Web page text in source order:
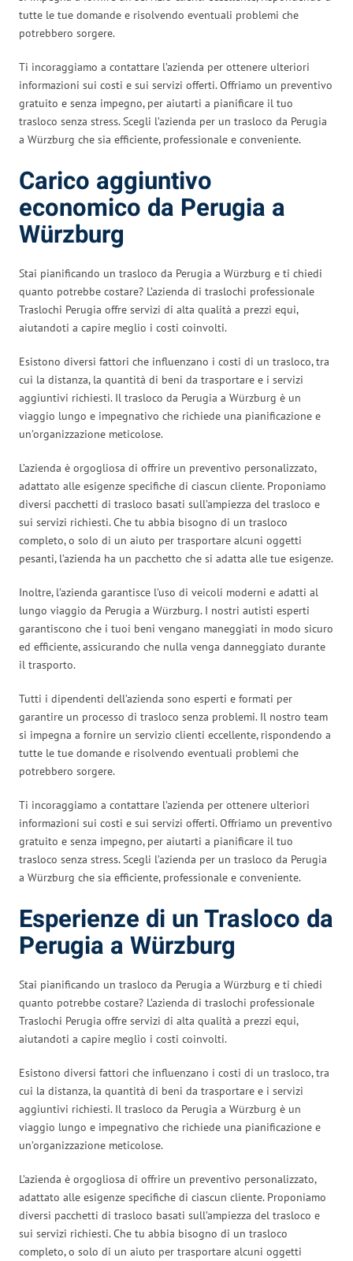
tutte le tue domande e risolvendo eventuali problemi che
potrebbero sorgere.
Ti incoraggiamo a contattare l’azienda per ottenere ulteriori
informazioni sui costi e sui servizi offerti. Offriamo un preventivo
gratuito e senza impegno, per aiutarti a pianificare il tuo
trasloco senza stress. Scegli l’azienda per un trasloco da Perugia
a Würzburg che sia efficiente, professionale e conveniente.
Carico aggiuntivo
economico da Perugia a
Würzburg
Stai pianificando un trasloco da Perugia a Würzburg e ti chiedi
quanto potrebbe costare? L’azienda di traslochi professionale
Traslochi Perugia offre servizi di alta qualità a prezzi equi,
aiutandoti a capire meglio i costi coinvolti.
Esistono diversi fattori che influenzano i costi di un trasloco, tra
cui la distanza, la quantità di beni da trasportare e i servizi
aggiuntivi richiesti. Il trasloco da Perugia a Würzburg è un
viaggio lungo e impegnativo che richiede una pianificazione e
un’organizzazione meticolose.
L’azienda è orgogliosa di offrire un preventivo personalizzato,
adattato alle esigenze specifiche di ciascun cliente. Proponiamo
diversi pacchetti di trasloco basati sull’ampiezza del trasloco e
sui servizi richiesti. Che tu abbia bisogno di un trasloco
completo, o solo di un aiuto per trasportare alcuni oggetti
pesanti, l’azienda ha un pacchetto che si adatta alle tue esigenze.
Inoltre, l’azienda garantisce l’uso di veicoli moderni e adatti al
lungo viaggio da Perugia a Würzburg. I nostri autisti esperti
garantiscono che i tuoi beni vengano maneggiati in modo sicuro
ed efficiente, assicurando che nulla venga danneggiato durante
il trasporto.
Tutti i dipendenti dell’azienda sono esperti e formati per
garantire un processo di trasloco senza problemi. Il nostro team
si impegna a fornire un servizio clienti eccellente, rispondendo a
tutte le tue domande e risolvendo eventuali problemi che
potrebbero sorgere.
Ti incoraggiamo a contattare l’azienda per ottenere ulteriori
informazioni sui costi e sui servizi offerti. Offriamo un preventivo
gratuito e senza impegno, per aiutarti a pianificare il tuo
trasloco senza stress. Scegli l’azienda per un trasloco da Perugia
a Würzburg che sia efficiente, professionale e conveniente.
Esperienze di un Trasloco da
Perugia a Würzburg
Stai pianificando un trasloco da Perugia a Würzburg e ti chiedi
quanto potrebbe costare? L’azienda di traslochi professionale
Traslochi Perugia offre servizi di alta qualità a prezzi equi,
aiutandoti a capire meglio i costi coinvolti.
Esistono diversi fattori che influenzano i costi di un trasloco, tra
cui la distanza, la quantità di beni da trasportare e i servizi
aggiuntivi richiesti. Il trasloco da Perugia a Würzburg è un
viaggio lungo e impegnativo che richiede una pianificazione e
un’organizzazione meticolose.
L’azienda è orgogliosa di offrire un preventivo personalizzato,
adattato alle esigenze specifiche di ciascun cliente. Proponiamo
diversi pacchetti di trasloco basati sull’ampiezza del trasloco e
sui servizi richiesti. Che tu abbia bisogno di un trasloco
completo, o solo di un aiuto per trasportare alcuni oggetti